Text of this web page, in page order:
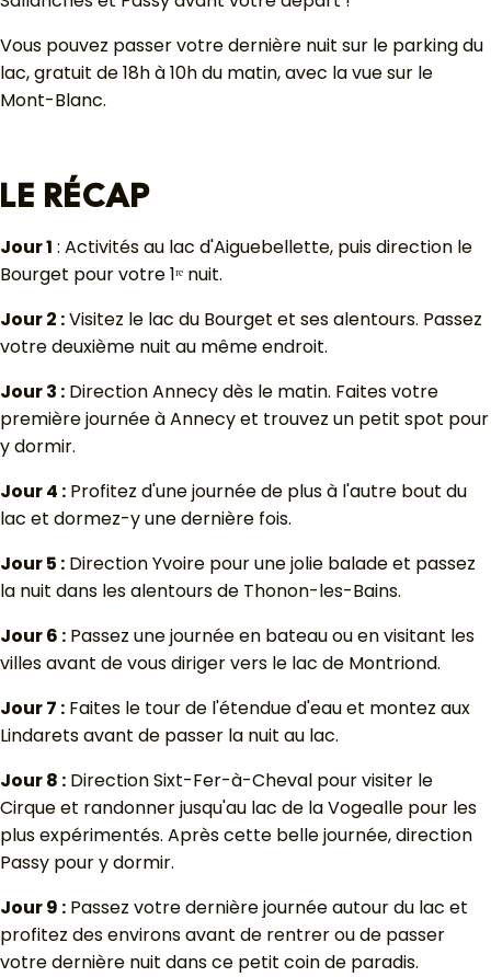
Vous pouvez passer votre dernière nuit sur le parking du
lac, gratuit de 18h à 10h du matin, avec la vue sur le
Mont-Blanc.
LE RÉCAP
Jour 1 : Activités au lac d'Aiguebellette, puis direction le
Bourget pour votre 1ʳᵉ nuit.
Jour 2 :Visitez le lac du Bourget et ses alentours. Passez
votre deuxième nuit au même endroit.
Jour 3 : Direction Annecy dès le matin. Faites votre
première journée à Annecy et trouvez un petit spot pour
y dormir.
Jour 4 : Profitez d'une journée de plus à l'autre bout du
lac et dormez-y une dernière fois.
Jour 5 : Direction Yvoire pour une jolie balade et passez
la nuit dans les alentours de Thonon-les-Bains.
Jour 6 : Passez une journée en bateau ou en visitant les
villes avant de vous diriger vers le lac de Montriond.
Jour 7 : Faites le tour de l'étendue d'eau et montez aux
Lindarets avant de passer la nuit au lac.
Jour 8 : Direction Sixt-Fer-à-Cheval pour visiter le
Cirque et randonner jusqu'au lac de la Vogealle pour les
plus expérimentés. Après cette belle journée, direction
Passy pour y dormir.
Jour 9 : Passez votre dernière journée autour du lac et
profitez des environs avant de rentrer ou de passer
votre dernière nuit dans ce petit coin de paradis.